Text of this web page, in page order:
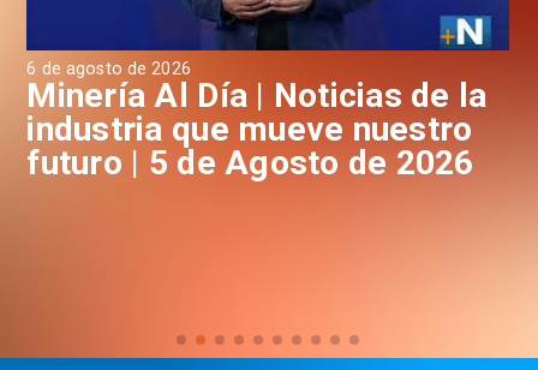
Día | Noticias de la
mueve nuestro
Agosto de 2026
Minería Al
industria
futuro | 4